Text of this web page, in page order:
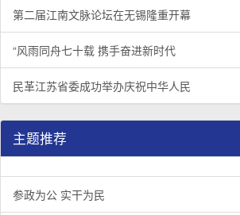
第二届江南文脉论坛在无锡隆重开幕
“风雨同舟七十载 携手奋进新时代
民革江苏省委成功举办庆祝中华人民
主题推荐
参政为公 实干为民